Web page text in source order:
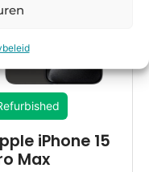
iPhone 15
Max